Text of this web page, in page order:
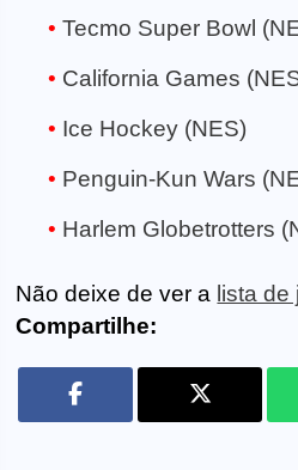
Tecmo Super Bowl
California Games
Ice Hockey (NES)
Penguin-Kun Wars
Harlem Globetrotters
Não deixe de ver a lista
Compartilhe: